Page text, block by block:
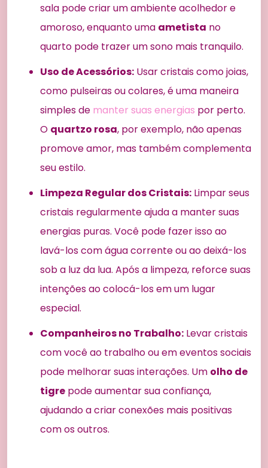
sala pode criar um ambiente acolhedor e
amoroso, enquanto uma ametista no
quarto pode trazer um sono mais tranquilo.
Uso de Acessórios: Usar cristais como joias,
como pulseiras ou colares, é uma maneira
simples de manter suas energias por perto.
O quartzo rosa, por exemplo, não apenas
promove amor, mas também complementa
seu estilo.
Limpeza Regular dos Cristais: Limpar seus
cristais regularmente ajuda a manter suas
energias puras. Você pode fazer isso ao
lavá-los com água corrente ou ao deixá-los
sob a luz da lua. Após a limpeza, reforce suas
intenções ao colocá-los em um lugar
especial.
Companheiros no Trabalho: Levar cristais
com você ao trabalho ou em eventos sociais
pode melhorar suas interações. Um olho de
tigre pode aumentar sua confiança,
ajudando a criar conexões mais positivas
com os outros.